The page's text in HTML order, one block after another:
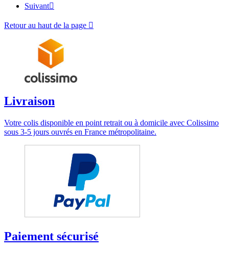
Suivant
Retour au haut de la page 
Livraison
Votre colis disponible en point retrait ou à domicile avec Colissimo
sous 3-5 jours ouvrés en France métropolitaine.
Paiement sécurisé